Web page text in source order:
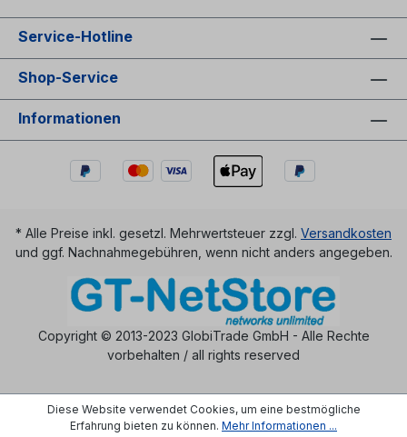
Service-Hotline
Shop-Service
Informationen
* Alle Preise inkl. gesetzl. Mehrwertsteuer zzgl. Versandkosten
und ggf. Nachnahmegebühren, wenn nicht anders angegeben.
Copyright © 2013-2023 GlobiTrade GmbH - Alle Rechte
vorbehalten / all rights reserved
Diese Website verwendet Cookies, um eine bestmögliche
Erfahrung bieten zu können. Mehr Informationen ...